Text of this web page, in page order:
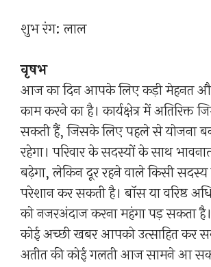
शुभ रंग: लाल
वृषभ
आज का दिन आपके लिए कड़ी मेहनत
काम करने का है। कार्यक्षेत्र में अतिरिक्त
सकती हैं, जिसके लिए पहले से योजना
रहेगा। परिवार के सदस्यों के साथ
बढ़ेगा, लेकिन दूर रहने वाले किसी
परेशान कर सकती है। बॉस या वरिष्ठ
को नजरअंदाज करना महंगा पड़ सकता
कोई अच्छी खबर आपको उत्साहित कर
अतीत की कोई गलती आज सामने आ